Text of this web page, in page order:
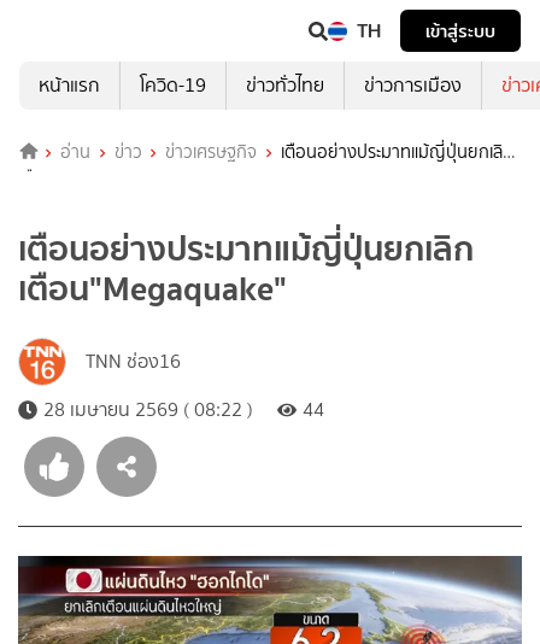
TH
เข้าสู่ระบบ
หน้าแรก
โควิด-19 ข่าวทั่วไทย ข่าวการเมือง ข่าว
อ่าน ข่าว ข่าวเศรษฐกิจ
เตือนอย่างประมาทแม้ญี่ปุ่นยกเลิก
เตือน"Megaquake"
เตือนอย่างประมาทแม้ญี่ปุ่นยกเลิก
เตือน"Megaquake"
TNN ช่อง16
28 เมษายน 2569 ( 08:22 )
44